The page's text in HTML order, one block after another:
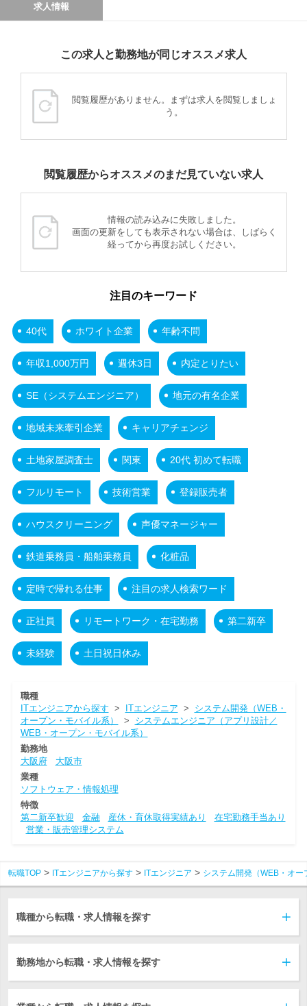
求人情報
この求人と勤務地が同じオススメ求人
閲覧履歴がありません。まずは求人を閲覧しましょ
う。
閲覧履歴からオススメのまだ見ていない求人
情報の読み込みに失敗しました。
画面の更新をしても表示されない場合は、しばらく
経ってから再度お試しください。
注目のキーワード
40代 ホワイト企業 年齢不問
年収1,000万円 週休3日 内定とりたい
SE（システムエンジニア） 地元の有名企業
地域未来牽引企業 キャリアチェンジ
土地家屋調査士 関東 20代 初めて転職
フルリモート 技術営業 登録販売者
ハウスクリーニング 声優マネージャー
鉄道乗務員・船舶乗務員 化粧品
定時で帰れる仕事 注目の求人検索ワード
正社員 リモートワーク・在宅勤務 第二新卒
未経験 土日祝日休み
職種
ITエンジニアから探す > ITエンジニア > システム開発（WEB・
オープン・モバイル系）
> システムエンジニア（アプリ設計／
WEB・オープン・モバイル系）
勤務地
大阪府
大阪市
業種
ソフトウェア・情報処理
特徴
第二新卒歓迎
金融 産休・育休取得実績あり
在宅勤務手当あり
営業・販売管理システム
転職TOP ITエンジニアから探す ITエンジニア システム開発（WEB・オ
職種から転職・求人情報を探す
勤務地から転職・求人情報を探す